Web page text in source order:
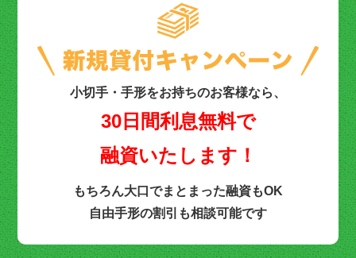
小切手・手形をお持ちのお客様なら、
30日間利息無料で
融資いたします！
もちろん大口でまとまった融資もOK
自由手形の割引も相談可能です